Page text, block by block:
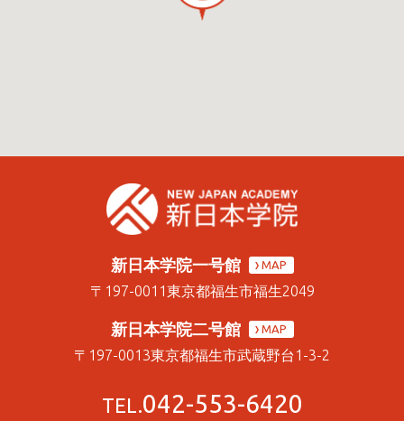
新日本学院一号館 MAP
〒197-0011東京都福生市福生2049
新日本学院二号館 MAP
〒197-0013東京都福生市武蔵野台1-3-2
TEL.042-553-6420